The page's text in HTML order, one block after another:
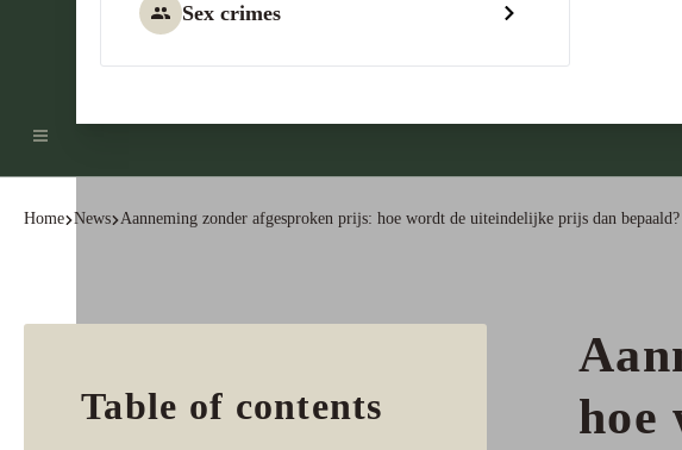
Sex crimes
Home News Aanneming zonder afgesproken prijs: hoe wordt de uiteindelijke prijs dan bepaald?
Table of contents
hoe